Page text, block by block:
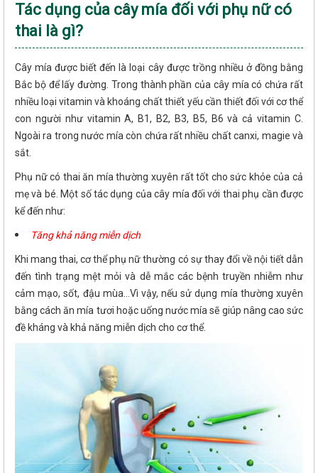
Tác dụng của cây mía đối với phụ nữ có
thai là gì?
Cây mía được biết đến là loại cây được trồng nhiều ở đồng bằng
Bắc bộ để lấy đường. Trong thành phần của cây mía có chứa rất
nhiều loại vitamin và khoáng chất thiết yếu cần thiết đối với cơ thể
con người như vitamin A, B1, B2, B3, B5, B6 và cả vitamin C.
Ngoài ra trong nước mía còn chứa rất nhiều chất canxi, magie và
sắt.
Phụ nữ có thai ăn mía thường xuyên rất tốt cho sức khỏe của cả
mẹ và bé. Một số tác dụng của cây mía đối với thai phụ cần được
kể đến như:
Tăng khả năng miễn dịch
Khi mang thai, cơ thể phụ nữ thường có sự thay đổi về nội tiết dẫn
đến tình trạng mệt mỏi và dễ mắc các bệnh truyền nhiễm như
cảm mạo, sốt, đậu mùa…Vì vậy, nếu sử dụng mía thường xuyên
bằng cách ăn mía tươi hoặc uống nước mía sẽ giúp nâng cao sức
đề kháng và khả năng miễn dịch cho cơ thể.